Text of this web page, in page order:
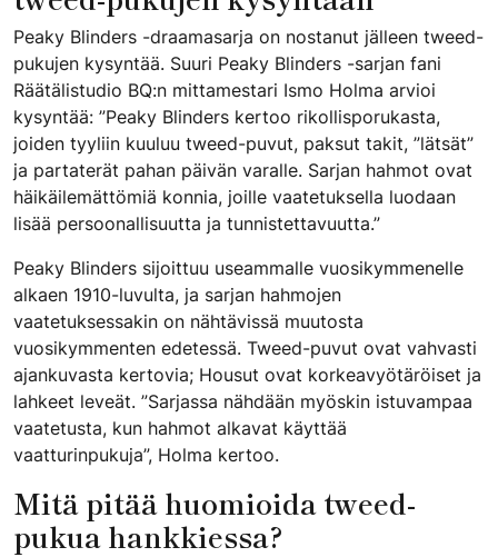
​Peaky Blinders -draamasarja on nostanut jälleen tweed-
pukujen kysyntää. Suuri Peaky Blinders -sarjan fani
Räätälistudio BQ:n mittamestari Ismo Holma arvioi
kysyntää: ”Peaky Blinders kertoo rikollisporukasta,
joiden tyyliin kuuluu tweed-puvut, paksut takit, ”lätsät”
ja partaterät pahan päivän varalle. Sarjan hahmot ovat
häikäilemättömiä konnia, joille vaatetuksella luodaan
lisää persoonallisuutta ja tunnistettavuutta.”
Peaky Blinders sijoittuu useammalle vuosikymmenelle
alkaen 1910-luvulta, ja sarjan hahmojen
vaatetuksessakin on nähtävissä muutosta
vuosikymmenten edetessä. Tweed-puvut ovat vahvasti
ajankuvasta kertovia; Housut ovat korkeavyötäröiset ja
lahkeet leveät. ”Sarjassa nähdään myöskin istuvampaa
vaatetusta, kun hahmot alkavat käyttää
vaatturinpukuja”, Holma kertoo.
​Mitä pitää huomioida tweed-
pukua hankkiessa?